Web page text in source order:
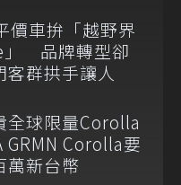
價車拚「越野界
」 品牌轉型卻
客群拱手讓人
全球限量Corolla
GRMN Corolla要
萬新台幣